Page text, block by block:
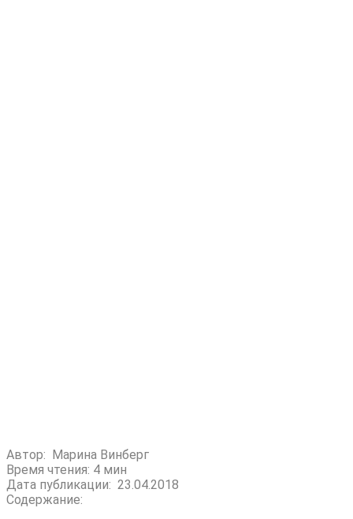
Автор: Марина Винберг
Время чтения: 4 мин
Дата публикации: 23.04.2018
Содержание: